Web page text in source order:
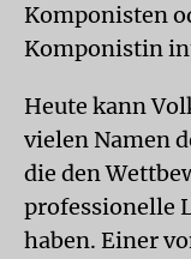
Komponisten
Komponistin
Heute kann
vielen Namen
die den
professionelle
haben. Einer